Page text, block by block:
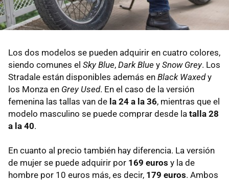
Los dos modelos se pueden adquirir en cuatro colores,
siendo comunes el Sky Blue, Dark Blue y Snow Grey. Los
Stradale están disponibles además en Black Waxedy
los Monza en Grey Used. En el caso de la versión
femenina las tallas van de la 24 a la 36, mientras que el
modelo masculino se puede comprar desde la talla 28
a la 40.
En cuanto al precio también hay diferencia. La versión
de mujer se puede adquirir por 169 euros y la de
hombre por 10 euros más, es decir, 179 euros. Ambos